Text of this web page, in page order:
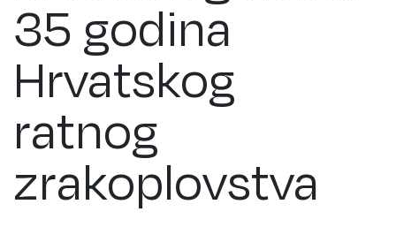
35 godina
Hrvatskog
ratnog
zrakoplovstva